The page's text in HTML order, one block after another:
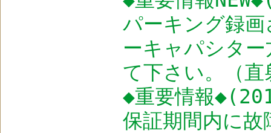
パーキング録
ーキャパシタ
て下さい。（
◆重要情報
保証期間内に